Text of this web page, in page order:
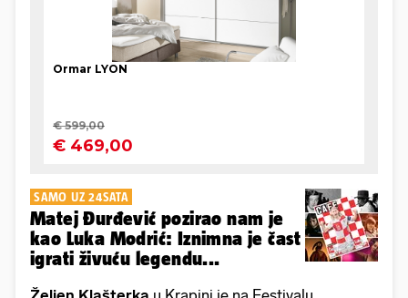
SAMO UZ 24SATA
Matej Đurđević pozirao nam je
kao Luka Modrić: Iznimna je čast
igrati živuću legendu...